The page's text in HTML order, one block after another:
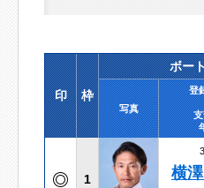
印 枠
ボー
写真
登
1 横